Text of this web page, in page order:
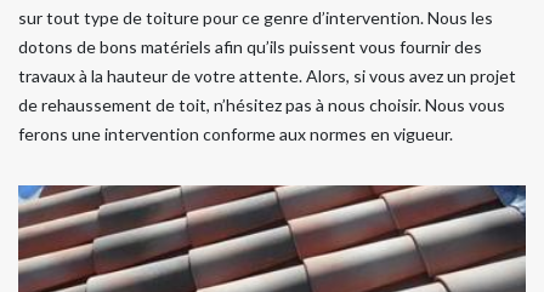
sur tout type de toiture pour ce genre d’intervention. Nous les
dotons de bons matériels afin qu’ils puissent vous fournir des
travaux à la hauteur de votre attente. Alors, si vous avez un projet
de rehaussement de toit, n’hésitez pas à nous choisir. Nous vous
ferons une intervention conforme aux normes en vigueur.